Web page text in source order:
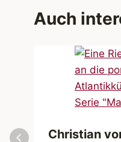
Auch
Christian